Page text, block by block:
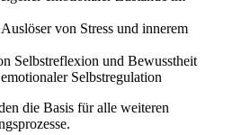
von Stress und innerem
Selbstreflexion und Bewusstheit
Selbstregulation
die Basis für alle weiteren